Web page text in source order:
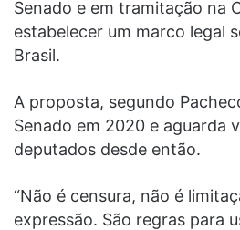
Senado e em tramitação na
estabelecer um marco legal
Brasil.
A proposta, segundo
Senado em 2020 e aguarda
deputados desde então.
“Não é censura, não é
expressão. São regras para